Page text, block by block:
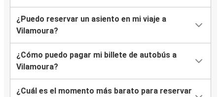
¿Puedo reservar un asiento en mi viaje a
Vilamoura?
¿Cómo puedo pagar mi billete de autobús a
Vilamoura?
¿Cuál es el momento más barato para reservar